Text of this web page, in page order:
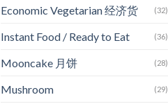
Economic Vegetarian 经济货 (32)
Instant Food / Ready to Eat (36)
Mooncake 月饼 (28)
Mushroom (29)